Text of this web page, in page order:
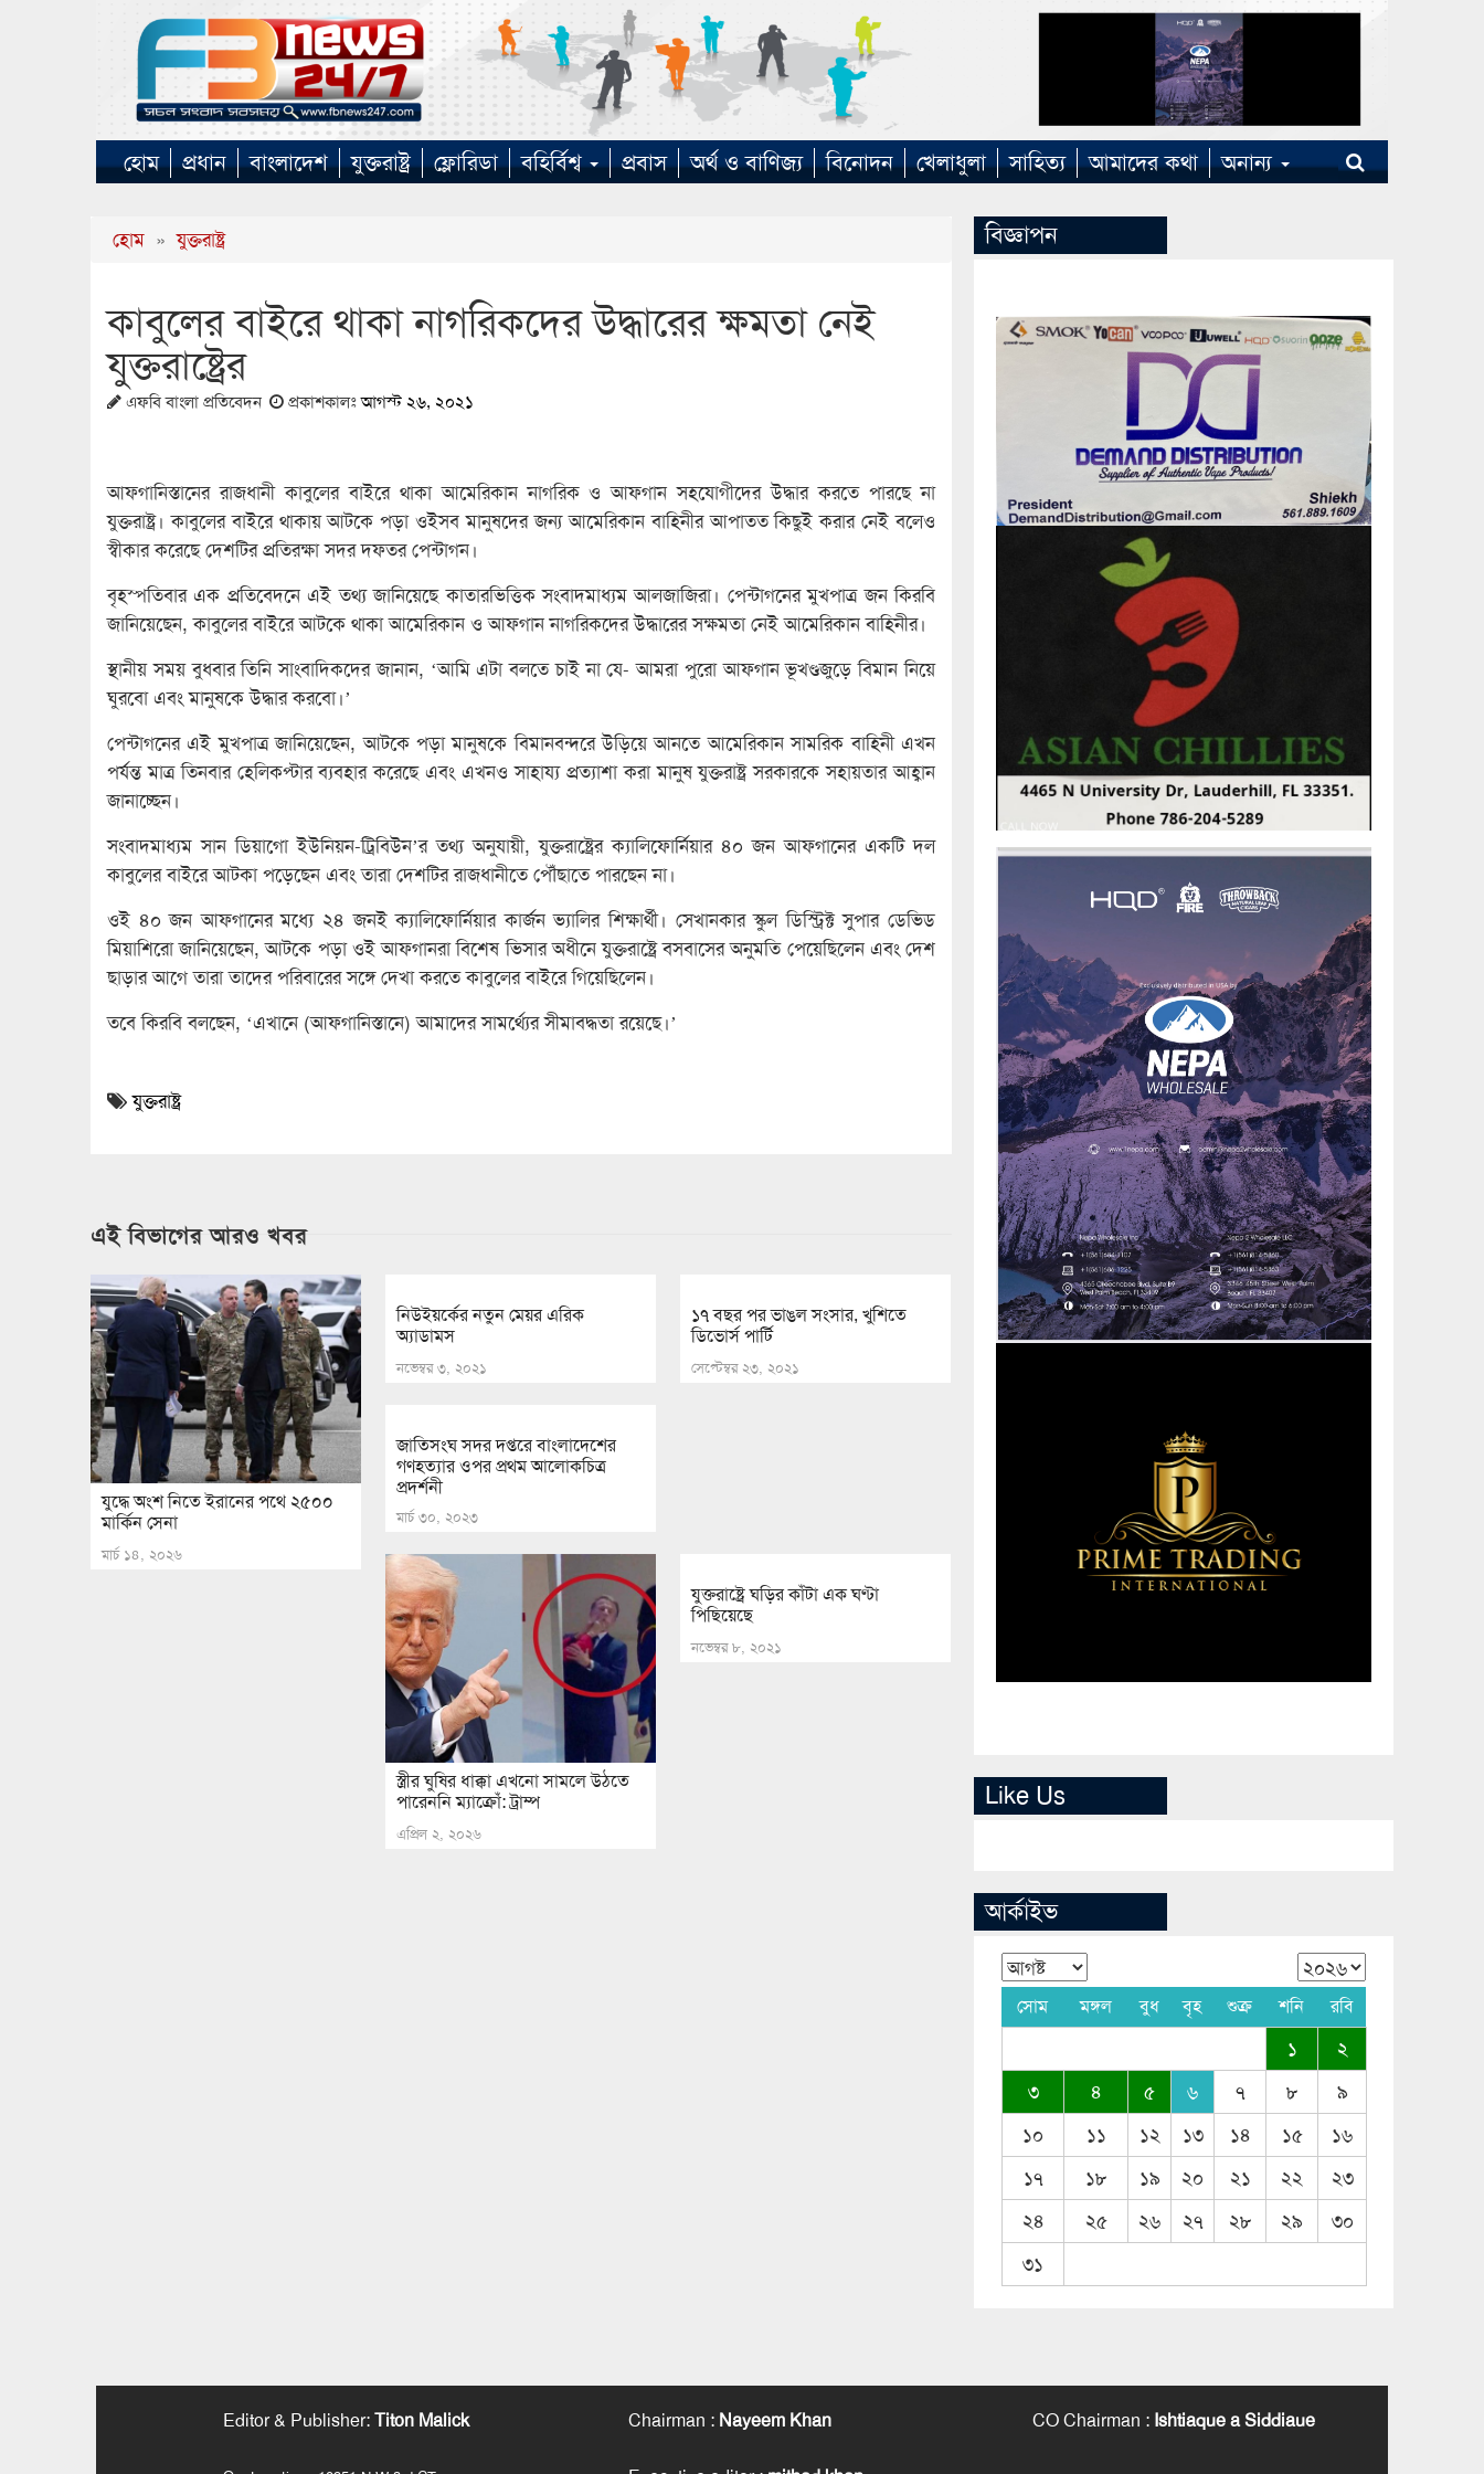
হোম প্রধান বাংলাদেশ যুক্তরাষ্ট্র ফ্লোরিডা বহির্বিশ্ব প্রবাস অর্থ ও বাণিজ্য বিনোদন খেলাধুলা সাহিত্য আমাদের কথা অনান্য
হোম » যুক্তরাষ্ট্র
কাবুলের বাইরে থাকা নাগরিকদের উদ্ধারের ক্ষমতা নেই
যুক্তরাষ্ট্রের
এফবি বাংলা প্রতিবেদন প্রকাশকালঃআগস্ট ২৬, ২০২১
আফগানিস্তানের রাজধানী কাবুলের বাইরে থাকা আমেরিকান নাগরিক ও আফগান সহযোগীদের উদ্ধার করতে পারছে না
যুক্তরাষ্ট্র। কাবুলের বাইরে থাকায় আটকে পড়া ওইসব মানুষদের জন্য আমেরিকান বাহিনীর আপাতত কিছুই করার নেই বলেও
স্বীকার করেছে দেশটির প্রতিরক্ষা সদর দফতর পেন্টাগন।
বৃহস্পতিবার এক প্রতিবেদনে এই তথ্য জানিয়েছে কাতারভিত্তিক সংবাদমাধ্যম আলজাজিরা। পেন্টাগনের মুখপাত্র জন কিরবি
জানিয়েছেন, কাবুলের বাইরে আটকে থাকা আমেরিকান ও আফগান নাগরিকদের উদ্ধারের সক্ষমতা নেই আমেরিকান বাহিনীর।
স্থানীয় সময় বুধবার তিনি সাংবাদিকদের জানান, ‘আমি এটা বলতে চাই না যে- আমরা পুরো আফগান ভূখণ্ডজুড়ে বিমান নিয়ে
ঘুরবো এবং মানুষকে উদ্ধার করবো।’
পেন্টাগনের এই মুখপাত্র জানিয়েছেন, আটকে পড়া মানুষকে বিমানবন্দরে উড়িয়ে আনতে আমেরিকান সামরিক বাহিনী এখন
পর্যন্ত মাত্র তিনবার হেলিকপ্টার ব্যবহার করেছে এবং এখনও সাহায্য প্রত্যাশা করা মানুষ যুক্তরাষ্ট্র সরকারকে সহায়তার আহ্বান
জানাচ্ছেন।
সংবাদমাধ্যম সান ডিয়াগো ইউনিয়ন-ট্রিবিউন’র তথ্য অনুযায়ী, যুক্তরাষ্ট্রের ক্যালিফোর্নিয়ার ৪০ জন আফগানের একটি দল
কাবুলের বাইরে আটকা পড়েছেন এবং তারা দেশটির রাজধানীতে পৌঁছাতে পারছেন না।
ওই ৪০ জন আফগানের মধ্যে ২৪ জনই ক্যালিফোর্নিয়ার কার্জন ভ্যালির শিক্ষার্থী। সেখানকার স্কুল ডিস্ট্রিক্ট সুপার ডেভিড
মিয়াশিরো জানিয়েছেন, আটকে পড়া ওই আফগানরা বিশেষ ভিসার অধীনে যুক্তরাষ্ট্রে বসবাসের অনুমতি পেয়েছিলেন এবং দেশ
ছাড়ার আগে তারা তাদের পরিবারের সঙ্গে দেখা করতে কাবুলের বাইরে গিয়েছিলেন।
তবে কিরবি বলছেন, ‘এখানে (আফগানিস্তানে) আমাদের সামর্থ্যের সীমাবদ্ধতা রয়েছে।’
যুক্তরাষ্ট্র
এই বিভাগের আরও খবর
যুদ্ধে অংশ নিতে ইরানের পথে ২৫০০
মার্কিন সেনা
মার্চ ১৪, ২০২৬
নিউইয়র্কের নতুন মেয়র এরিক
অ্যাডামস
নভেম্বর ৩, ২০২১
১৭ বছর পর ভাঙল সংসার, খুশিতে
ডিভোর্স পার্টি
সেপ্টেম্বর ২৩, ২০২১
জাতিসংঘ সদর দপ্তরে বাংলাদেশের
গণহত্যার ওপর প্রথম আলোকচিত্র
প্রদর্শনী
মার্চ ৩০, ২০২৩
স্ত্রীর ঘুষির ধাক্কা এখনো সামলে উঠতে
পারেননি ম্যাক্রোঁ: ট্রাম্প
এপ্রিল ২, ২০২৬
যুক্তরাষ্ট্রে ঘড়ির কাঁটা এক ঘণ্টা
পিছিয়েছে
নভেম্বর ৮, ২০২১
বিজ্ঞাপন
Like Us
আর্কাইভ
সোম মঙ্গল বুধ বৃহ শুক্র শনি রবি
১
২
৩
৪ ৫ ৬ ৭ ৮
৯
১০
১১ ১২ ১৩ ১৪ ১৫
১৬
১৭
১৮ ১৯ ২০ ২১ ২২
২৩
২৪
২৫ ২৬ ২৭ ২৮ ২৯
৩০
৩১
Editor & Publisher:Titon Malick Chairman : Nayeem Khan CO Chairman : Ishtiaque a Siddiaue